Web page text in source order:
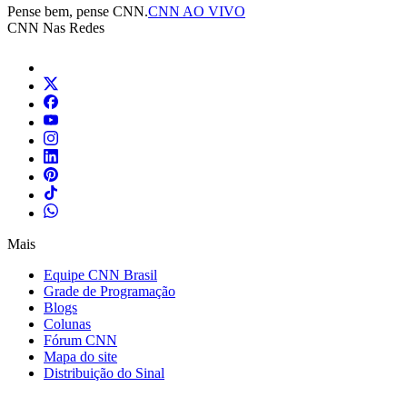
Pense bem, pense CNN.CNN AO VIVO
CNN Nas Redes
Mais
Equipe CNN Brasil
Grade de Programação
Blogs
Colunas
Fórum CNN
Mapa do site
Distribuição do Sinal